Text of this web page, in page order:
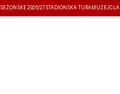
SEZONSKE 2026/27 STADIONSKA TURA MUZEJ